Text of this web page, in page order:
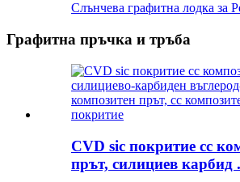
Слънчева графитна лодка за
Графитна пръчка и тръба
CVD sic покритие cc
прът, силициев карбид